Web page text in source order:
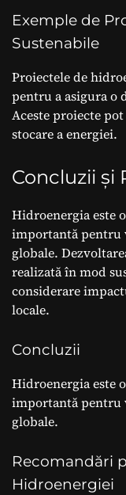
Exemple de
Sustenabile
Proiectele de
pentru a asigura o
Aceste proiecte
stocare a energiei.
Concluzii și
Hidroenergia este
importantă pentru
globale.
realizată în mod
considerare
locale.
Concluzii
Hidroenergia este
importantă pentru
globale.
Recomandări
Hidroenergiei